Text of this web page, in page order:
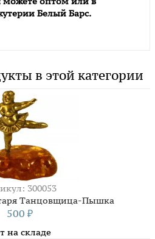
Белый Барс.
в этой категории
300053
Танцовщица-Пышка
500 ₽
на складе